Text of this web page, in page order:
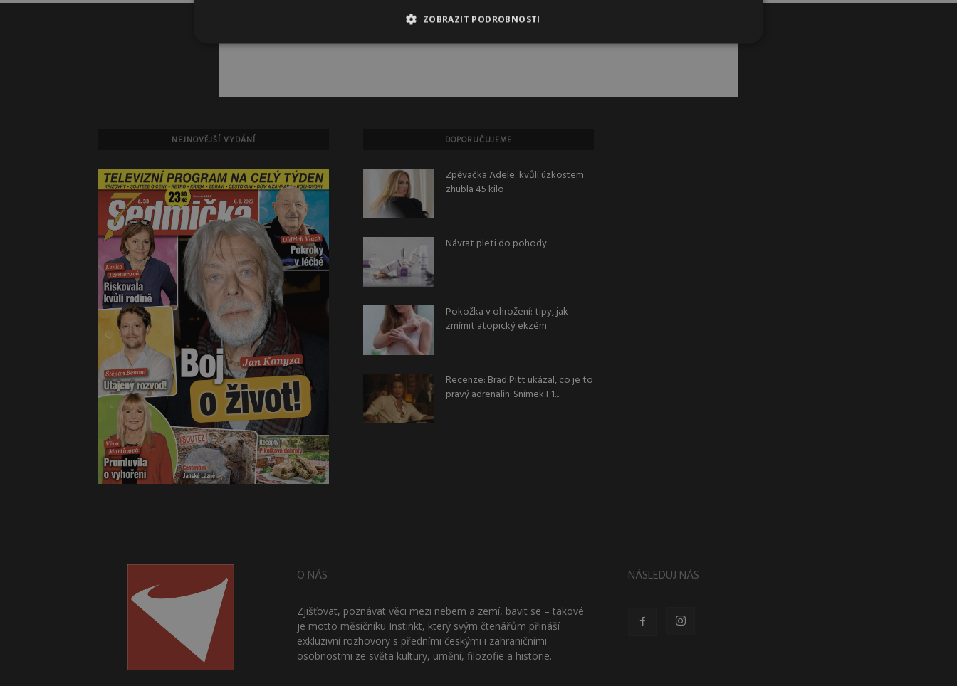
Reklama
NEJNOVĚJŠÍ VYDÁNÍ DOPORUČUJEME
Zpěvačka Adele: kvůli úzkostem
zhubla 45 kilo
Návrat pleti do pohody
Pokožka v ohrožení: tipy, jak
zmírnit atopický ekzém
Recenze: Brad Pitt ukázal, co je to
pravý adrenalin. Snímek F1...
O NÁS
Zjišťovat, poznávat věci mezi nebem a zemí, bavit se – takové
je motto měsíčníku Instinkt, který svým čtenářům přináší
exkluzivní rozhovory s předními českými i zahraničními
osobnostmi ze světa kultury, umění, filozofie a historie.
NÁSLEDUJ NÁS
ZOBRAZIT PODROBNOSTI